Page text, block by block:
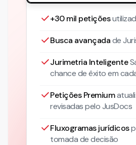
+30 mil petições
Busca avançadade
Jurimetria Inteligente
chance de êxito em
Petições Premium
revisadas pelo JusDocs
Fluxogramas jurídicos
tomada de decisão